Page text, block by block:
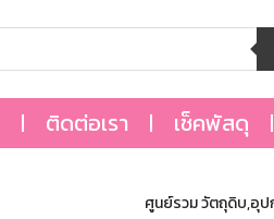
ติดต่อเรา เช็คพัสดุ
ศูนย์รวม วัตถุดิบ,อุปก